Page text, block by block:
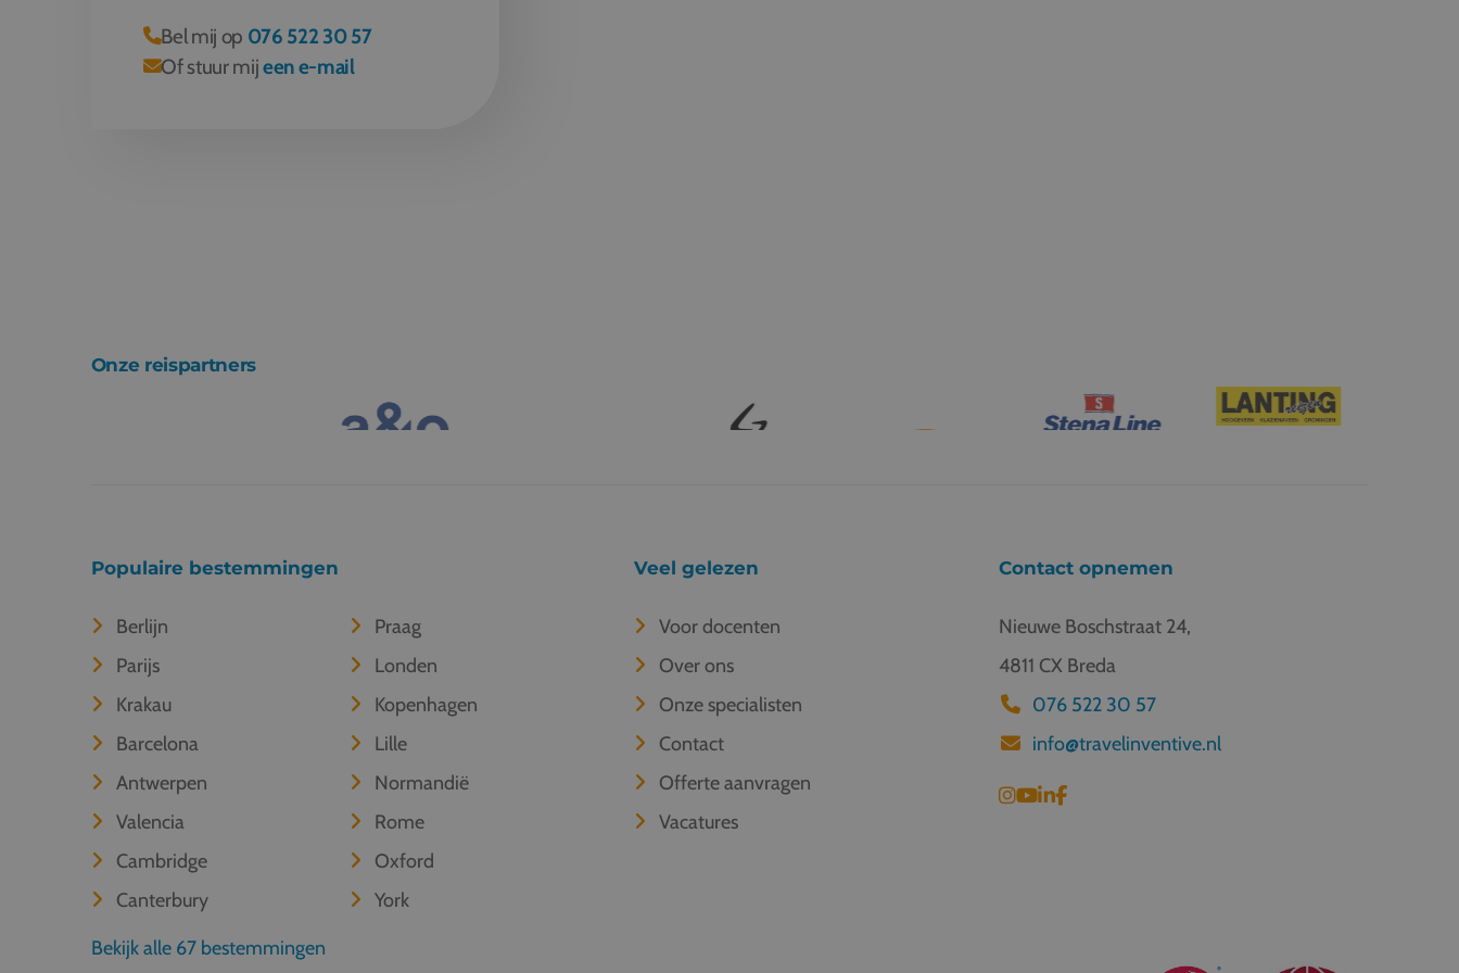
Bel mij op 076 522 30 57
Of stuur mijeen e-mail
Onze reispartners
Populaire bestemmingen
Berlijn
Praag
Parijs
Londen
Krakau
Kopenhagen
Barcelona
Lille
Antwerpen
Normandië
Valencia
Rome
Cambridge
Oxford
Canterbury
York
Bekijk alle 67 bestemmingen
Veel gelezen
Voor docenten
Over ons
Onze specialisten
Contact
Offerte aanvragen
Vacatures
Contact opnemen
Nieuwe Boschstraat 24,
4811 CX Breda
076 522 30 57
info@travelinventive.nl